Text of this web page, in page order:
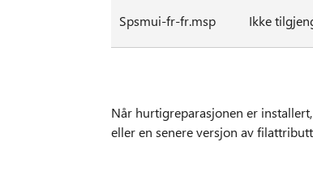
Spsmui-fr-fr.msp Ikke
Når hurtigreparasjonen er
eller en senere versjon av